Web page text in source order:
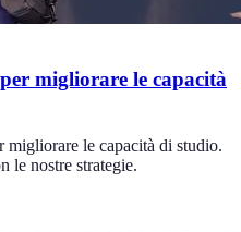
migliorare le capacità
le capacità di studio.
le nostre strategie.